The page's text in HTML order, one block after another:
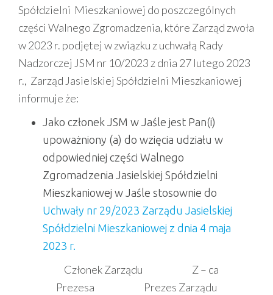
Spółdzielni Mieszkaniowej do poszczególnych
części Walnego Zgromadzenia, które Zarząd zwoła
w 2023 r. podjętej w związku z uchwałą Rady
Nadzorczej JSM nr 10/2023 z dnia 27 lutego 2023
r., Zarząd Jasielskiej Spółdzielni Mieszkaniowej
informuje że:
Jako członek JSM w Jaśle jest Pan(i)
upoważniony (a) do wzięcia udziału w
odpowiedniej części Walnego
Zgromadzenia Jasielskiej Spółdzielni
Mieszkaniowej w Jaśle stosownie do
Uchwały nr 29/2023 Zarządu Jasielskiej
Spółdzielni Mieszkaniowej z dnia 4 maja
2023 r.
Członek Zarządu Z – ca
Prezesa Prezes Zarządu